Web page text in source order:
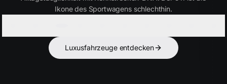
die das Besondere suchen.
Luxusfahrzeuge entdecken